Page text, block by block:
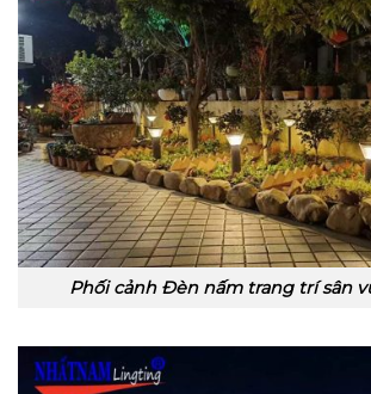
Phối cảnh Đèn nấm trang trí sân